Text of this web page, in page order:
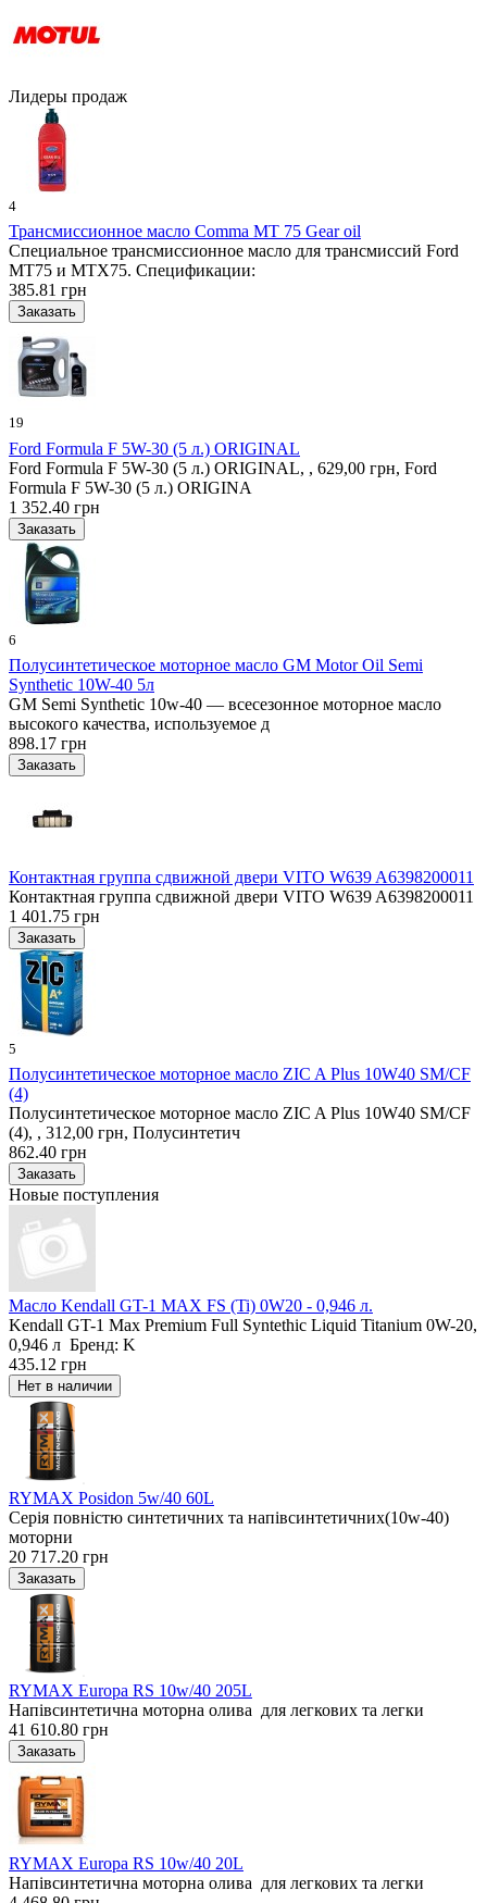
Лидеры продаж
4
Трансмиссионное масло Comma MT 75 Gear oil
Специальное трансмиссионное масло для трансмиссий Ford
MT75 и MTX75. Спецификации:
385.81 грн
19
Ford Formula F 5W-30 (5 л.) ORIGINAL
Ford Formula F 5W-30 (5 л.) ORIGINAL, , 629,00 грн, Ford
Formula F 5W-30 (5 л.) ORIGINA
1 352.40 грн
6
Полусинтетическое моторное масло GM Motor Oil Semi
Synthetic 10W-40 5л
GM Semi Synthetic 10w-40 — всесезонное моторное масло
высокого качества, используемое д
898.17 грн
Контактная группа сдвижной двери VITO W639 A6398200011
Контактная группа сдвижной двери VITO W639 A6398200011
1 401.75 грн
5
Полусинтетическое моторное масло ZIC A Plus 10W40 SM/CF
(4)
Полусинтетическое моторное масло ZIC A Plus 10W40 SM/CF
(4), , 312,00 грн, Полусинтетич
862.40 грн
Новые поступления
Масло Kendall GT-1 MAX FS (Ti) 0W20 - 0,946 л.
Kendall GT-1 Max Premium Full Syntethic Liquid Titanium 0W-20,
0,946 л Бренд: K
435.12 грн
RYMAX Posidon 5w/40 60L
Серія повністю синтетичних та напівсинтетичних(10w-40)
моторни
20 717.20 грн
RYMAX Europa RS 10w/40 205L
Напівсинтетична моторна олива для легкових та легки
41 610.80 грн
RYMAX Europa RS 10w/40 20L
Напівсинтетична моторна олива для легкових та легки